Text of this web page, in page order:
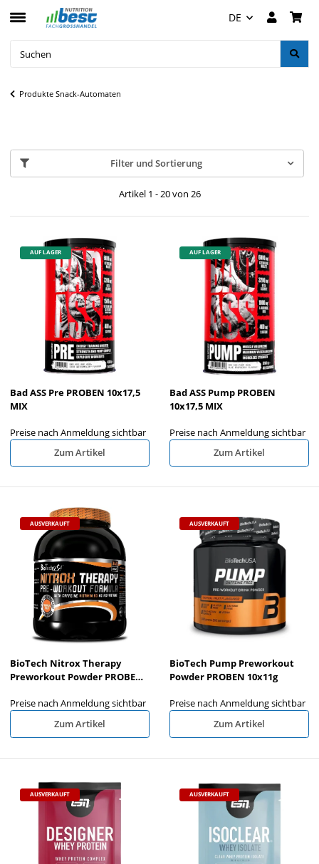
DE
Produkte Snack-Automaten
Filter und Sortierung
Artikel 1 - 20 von 26
AUF LAGER
Bad ASS Pre PROBEN 10x17,5
MIX
Preise nach Anmeldung sichtbar
Zum Artikel
AUF LAGER
Bad ASS Pump PROBEN
10x17,5 MIX
Preise nach Anmeldung sichtbar
Zum Artikel
AUSVERKAUFT
BioTech Nitrox Therapy
Preworkout Powder PROBEN
Preise nach Anmeldung sichtbar
Zum Artikel
AUSVERKAUFT
BioTech Pump Preworkout
Powder PROBEN 10x11g
Preise nach Anmeldung sichtbar
Zum Artikel
AUSVERKAUFT AUSVERKAUFT